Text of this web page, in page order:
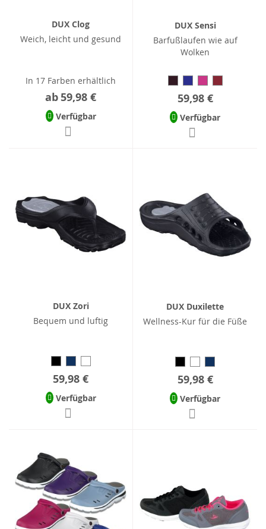
DUX Clog
Weich, leicht und gesund
In 17 Farben erhältlich
ab 59,98 €
Verfügbar
DUX Sensi
Barfußlaufen wie auf
Wolken
59,98 €
Verfügbar
DUX Zori
Bequem und luftig
59,98 €
Verfügbar
DUX Duxilette
Wellness-Kur für die Füße
59,98 €
Verfügbar